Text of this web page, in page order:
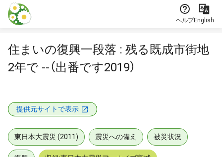
本文に飛ぶ
ヘルプEnglish
住まいの復興一段落 : 残る既成市街地
2年で --（出番です2019）
提供元サイトで表示
東日本大震災 (2011) 震災への備え 被災状況